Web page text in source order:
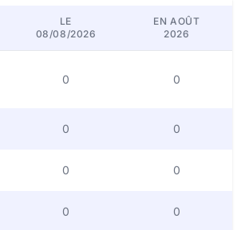
LE
08/08/2026
EN AOÛT
2026
0 0
0 0
0 0
0 0